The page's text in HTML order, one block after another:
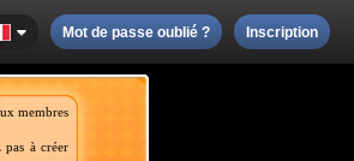
Mot de passe oublié ? Inscription
membres
à créer